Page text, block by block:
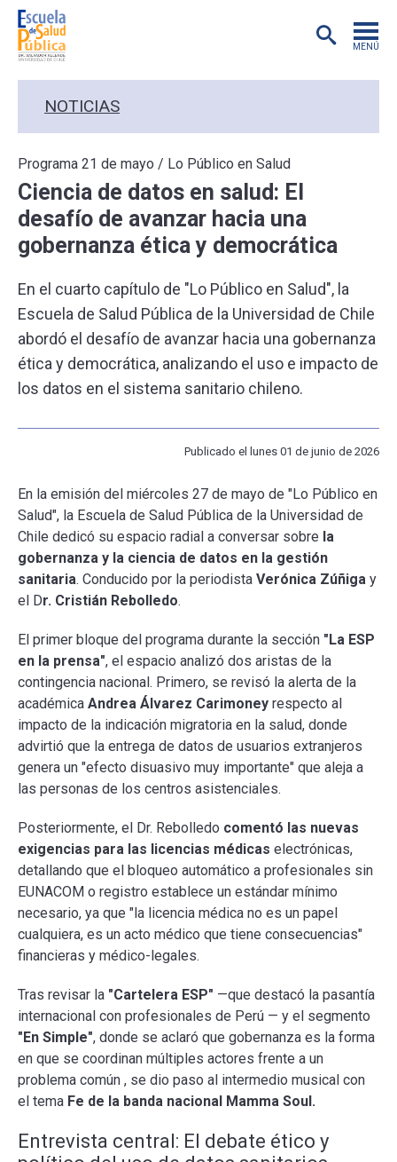
MENÚ
EXTENSIÓN
EDUCACIÓN CONTINUA
PREGRADO
PUBLICACIONES
ACADÉMICOS
ESCUELA
BIBLIOTECA
PLATAFORMA EDUCATIVA
NOTICIAS
Programa 21 de mayo / Lo Público en Salud
Ciencia de datos en salud: El
desafío de avanzar hacia una
gobernanza ética y democrática
En el cuarto capítulo de "Lo Público en Salud", la
Escuela de Salud Pública de la Universidad de Chile
abordó el desafío de avanzar hacia una gobernanza
ética y democrática, analizando el uso e impacto de
los datos en el sistema sanitario chileno.
Publicado el lunes 01 de junio de 2026
En la emisión del miércoles 27 de mayo de "Lo Público en
Salud", la Escuela de Salud Pública de la Universidad de
Chile dedicó su espacio radial a conversar sobre la
gobernanza y la ciencia de datos en la gestión
sanitaria. Conducido por la periodista Verónica Zúñiga y
el Dr. Cristián Rebolledo.
El primer bloque del programa durante la sección "La ESP
en la prensa", el espacio analizó dos aristas de la
contingencia nacional. Primero, se revisó la alerta de la
académica Andrea Álvarez Carimoney respecto al
impacto de la indicación migratoria en la salud, donde
advirtió que la entrega de datos de usuarios extranjeros
genera un "efecto disuasivo muy importante" que aleja a
las personas de los centros asistenciales.
Posteriormente, el Dr. Rebolledo comentó las nuevas
exigencias para las licencias médicas electrónicas,
detallando que el bloqueo automático a profesionales sin
EUNACOM o registro establece un estándar mínimo
necesario, ya que "la licencia médica no es un papel
cualquiera, es un acto médico que tiene consecuencias"
financieras y médico-legales.
Tras revisar la "Cartelera ESP" —que destacó la pasantía
internacional con profesionales de Perú — y el segmento
"En Simple", donde se aclaró que gobernanza es la forma
en que se coordinan múltiples actores frente a un
problema común , se dio paso al intermedio musical con
el tema Fe de la banda nacional Mamma Soul.
Entrevista central: El debate ético y